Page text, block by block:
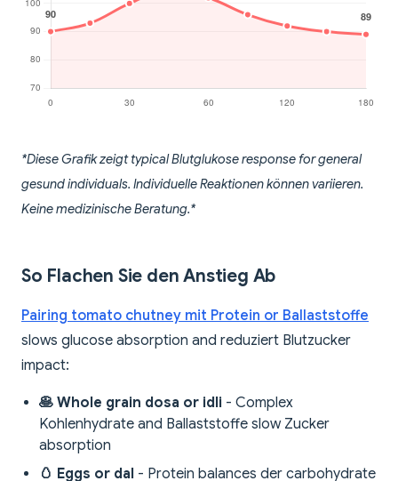
*Diese Grafik zeigt typical Blutglukose response for general
gesund individuals. Individuelle Reaktionen können variieren.
Keine medizinische Beratung.*
So Flachen Sie den Anstieg Ab
Pairing tomato chutney mit Protein or Ballaststoffe
slows glucose absorption and reduziert Blutzucker
impact:
🥞 Whole grain dosa or idli - Complex
Kohlenhydrate and Ballaststoffe slow Zucker
absorption
🥚 Eggs or dal - Protein balances der carbohydrate